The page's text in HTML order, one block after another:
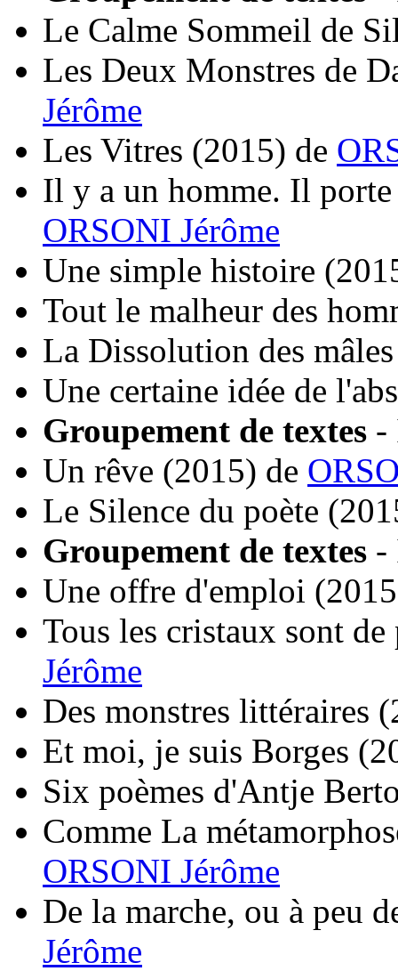
Le Calme Sommeil de
Les Deux Monstres de
Jérôme
Les Vitres (2015) de
Il y a un homme. Il
ORSONI Jérôme
Une simple histoire
Tout le malheur des
La Dissolution des mâles
Une certaine idée de
Groupement de textes -
Un rêve (2015) de
Le Silence du poète
Groupement de textes -
Une offre d'emploi
Tous les cristaux sont
Jérôme
Des monstres littéraires
Et moi, je suis Borges
Six poèmes d'Antje
Comme La
ORSONI Jérôme
De la marche, ou à peu
Jérôme